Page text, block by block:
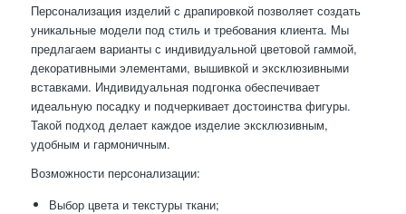
Персонализация изделий с драпировкой позволяет создать
уникальные модели под стиль и требования клиента. Мы
предлагаем варианты с индивидуальной цветовой гаммой,
декоративными элементами, вышивкой и эксклюзивными
вставками. Индивидуальная подгонка обеспечивает
идеальную посадку и подчеркивает достоинства фигуры.
Такой подход делает каждое изделие эксклюзивным,
удобным и гармоничным.
Возможности персонализации:
Выбор цвета и текстуры ткани;